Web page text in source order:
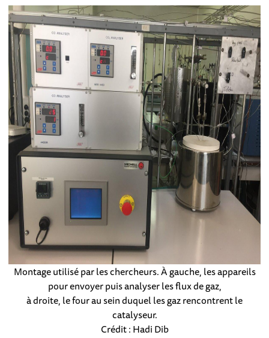
Montage utilisé par les chercheurs. À gauche, les appareils
pour envoyer puis analyser les flux de gaz,
à droite, le four au sein duquel les gaz rencontrent le
catalyseur.
Crédit : Hadi Dib